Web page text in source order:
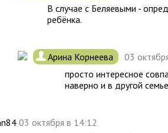
В случае с Беляевыми -
ребёнка.
. Арина Корнеева
03
просто интересное
наверно и в другой
03 октября в 14:12